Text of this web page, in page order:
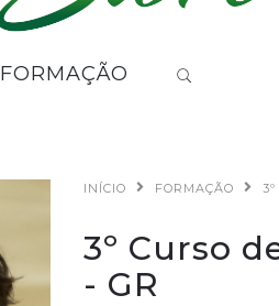
FORMAÇÃO
INÍCIO FORMAÇÃO
3º Curso
- GR